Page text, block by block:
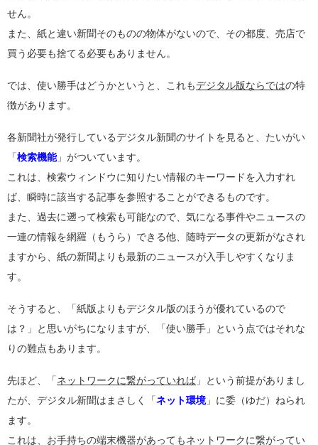
せん。
また、紙と違い新聞そのものの物体がないので、その都度、売店で
買う必要も捨てる必要もありません。
では、使い勝手はどうかというと、これもデジタル版ならではの特
徴があります。
各新聞社が発行しているデジタル新聞のサイトを見ると、たいがい
「 検索機能」がついています。
これは、検索ウィンドウに知りたい情報のキーワードを入力すれ
ば、瞬時に該当する記事を参照することができるものです。
また、過去に遡って検索も可能なので、気になる事件やニュースの
一連の情報を網羅（もうら）できる他、随時データの更新がなされ
ますから、紙の新聞よりも最新のニュースが入手しやすくなりま
す。
そうすると、「紙版よりもデジタル版のほうが優れているので
は？」と思いがちになりますが、「使い勝手」という点ではそれな
りの難点もあります。
先ほど、「 ネットワークに繋がっていれば 」という前提がありまし
たが、デジタル新聞はまさしく「ネット環境 」に委（ゆだ）ねられ
ます。
これは、お手持ちの端末機器があってもネットワークに繋がってい